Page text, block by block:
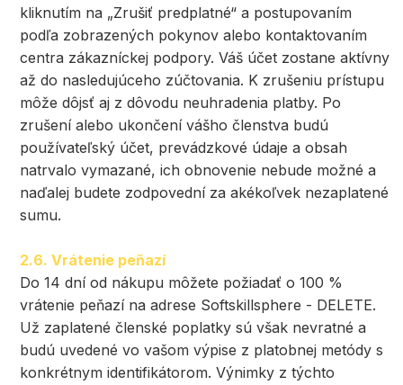
kliknutím na „Zrušiť predplatné“ a postupovaním
podľa zobrazených pokynov alebo kontaktovaním
centra zákazníckej podpory. Váš účet zostane aktívny
až do nasledujúceho zúčtovania. K zrušeniu prístupu
môže dôjsť aj z dôvodu neuhradenia platby. Po
zrušení alebo ukončení vášho členstva budú
používateľský účet, prevádzkové údaje a obsah
natrvalo vymazané, ich obnovenie nebude možné a
naďalej budete zodpovední za akékoľvek nezaplatené
sumu.
2.6. Vrátenie peňazí
Do 14 dní od nákupu môžete požiadať o 100 %
vrátenie peňazí na adrese Softskillsphere - DELETE.
Už zaplatené členské poplatky sú však nevratné a
budú uvedené vo vašom výpise z platobnej metódy s
konkrétnym identifikátorom. Výnimky z týchto